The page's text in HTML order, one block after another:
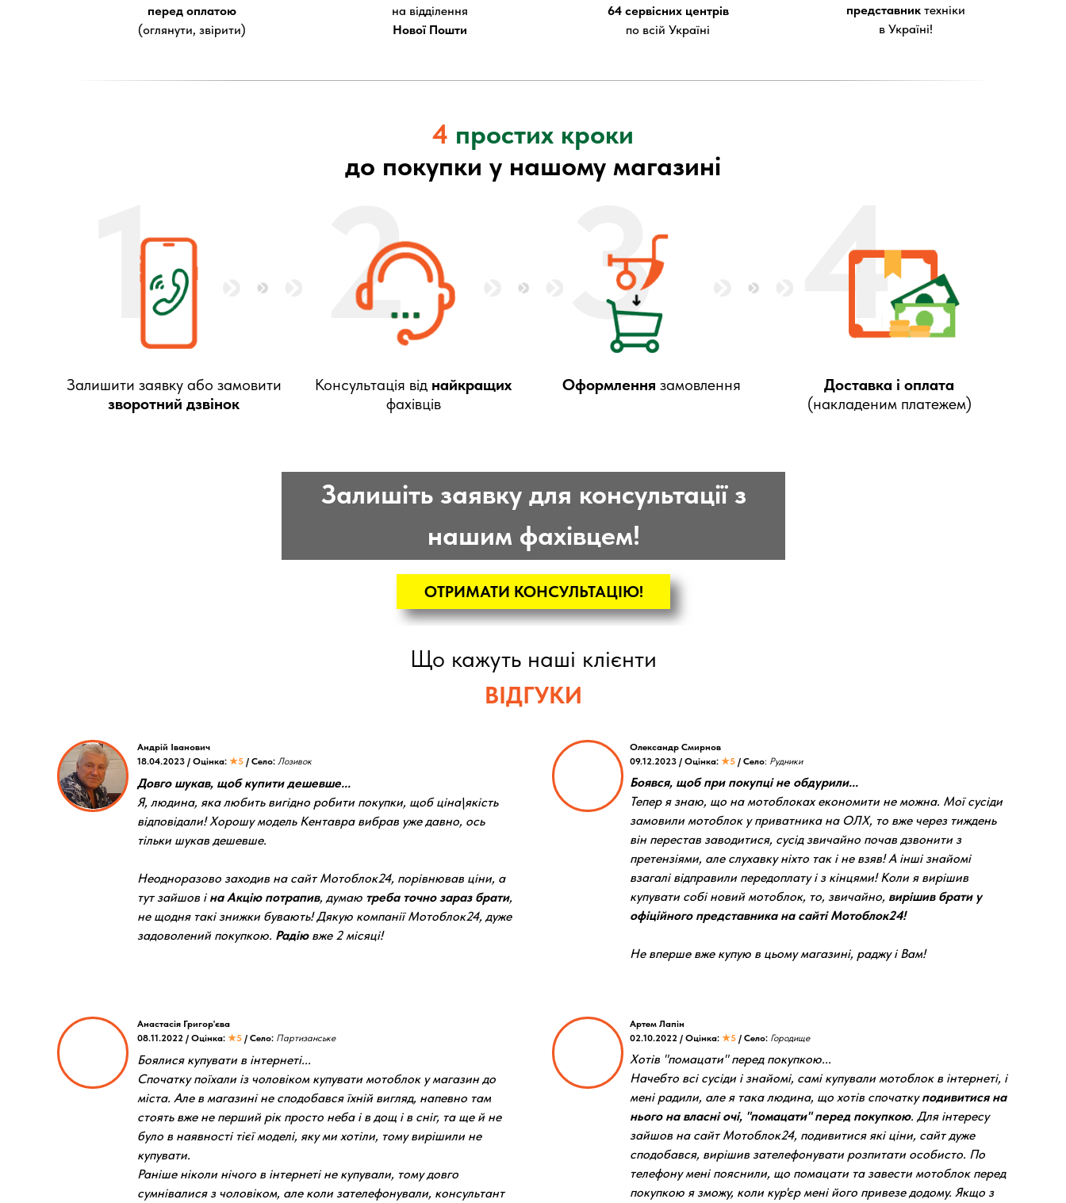
перед оплатою
(оглянути, звірити)
64 сервісних центрів
по всій Україні
на відділення
Нової Пошти
представник техніки
в Україні!
1 4
3
2
Залишити заявку або замовити
зворотний дзвінок
Консультація від найкращих
фахівців
Оформлення замовлення
Доставка і оплата
(накладеним платежем)
4 простих кроки
до покупки у нашому магазині
ОТРИМАТИ КОНСУЛЬТАЦІЮ!
Залишіть заявку для консультації з
нашим фахівцем!
Що кажуть наші клієнти
ВІДГУКИ
Хотів "помацати" перед покупкою...
Начебто всі сусіди і знайомі, самі купували мотоблок в інтернеті, і
мені радили, але я така людина, що хотів спочаткуподивитися на
нього на власні очі, "помацати" перед покупкою. Для інтересу
зайшов на сайт Мотоблок24, подивитися які ціни, сайт дуже
сподобався, вирішив зателефонувати розпитати особисто. По
телефону мені пояснили, що помацати та завести мотоблок перед
покупкою я зможу, коли кур'єр мені його привезе додому. Якщо з
Артем Лапін
02.10.2022 / Оцінка: ★5 / Село: Городище
Боявся, щоб при покупці не обдурили...
Тепер я знаю, що на мотоблоках економити не можна. Мої сусіди
замовили мотоблок у приватника на ОЛХ, то вже через тиждень
він перестав заводитися, сусід звичайно почав дзвонити з
претензіями, але слухавку ніхто так і не взяв! А інші знайомі
взагалі відправили передоплату і з кінцями! Коли я вирішив
купувати собі новий мотоблок, то, звичайно, вирішив брати у
офіційного представника на сайті Мотоблок24!
Не вперше вже купую в цьому магазині, раджу і Вам!
Олександр Смирнов
09.12.2023 / Оцінка: ★5 / Село: Рудники
Боялися купувати в інтернеті...
Спочатку поїхали із чоловіком купувати мотоблок у магазин до
міста. Але в магазині не сподобався їхній вигляд, напевно там
стоять вже не перший рік просто неба і в дощ і в сніг, та ще й не
було в наявності тієї моделі, яку ми хотіли, тому вирішили не
купувати.
Раніше ніколи нічого в інтернеті не купували, тому довго
сумнівалися з чоловіком, але коли зателефонували, консультант
Анастасія Григор'єва
08.11.2022 / Оцінка: ★5 / Село: Партизанське
Довго шукав, щоб купити дешевше...
Я, людина, яка любить вигідно робити покупки, щоб ціна\якість
відповідали! Хорошу модель Кентавра вибрав уже давно, ось
тільки шукав дешевше.
Неодноразово заходив на сайт Мотоблок24, порівнював ціни, а
тут зайшов і на Акцію потрапив, думаю треба точно зараз брати,
не щодня такі знижки бувають! Дякую компанії Мотоблок24, дуже
задоволений покупкою. Радіювже 2 місяці!
Андрій Іванович
18.04.2023 / Оцінка: ★5 / Село: Лозивок